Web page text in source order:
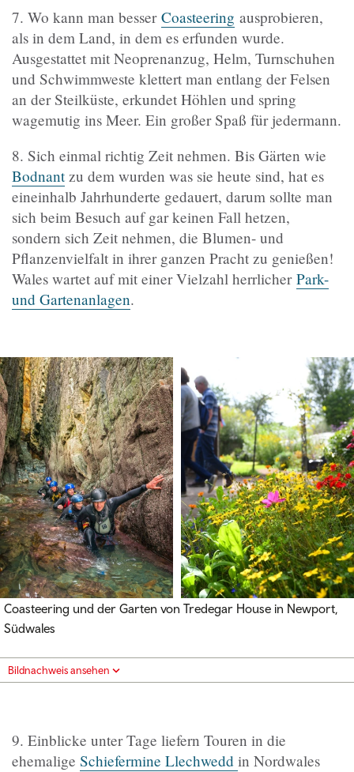
7. Wo kann man besser Coasteering ausprobieren,
als in dem Land, in dem es erfunden wurde.
Ausgestattet mit Neoprenanzug, Helm, Turnschuhen
und Schwimmweste klettert man entlang der Felsen
an der Steilküste, erkundet Höhlen und spring
wagemutig ins Meer. Ein großer Spaß für jedermann.
8. Sich einmal richtig Zeit nehmen. Bis Gärten wie
Bodnantzu dem wurden was sie heute sind, hat es
eineinhalb Jahrhunderte gedauert, darum sollte man
sich beim Besuch auf gar keinen Fall hetzen,
sondern sich Zeit nehmen, die Blumen- und
Pflanzenvielfalt in ihrer ganzen Pracht zu genießen!
Wales wartet auf mit einer Vielzahl herrlicher Park-
und Gartenanlagen.
Coasteering und der Garten von Tredegar House in Newport,
Südwales
Bildnachweis ansehen
9. Einblicke unter Tage liefern Touren in die
ehemalige Schiefermine Llechwedd in Nordwales